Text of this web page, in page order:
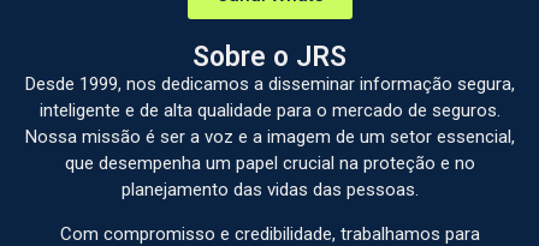
Sobre o JRS
Desde 1999, nos dedicamos a disseminar informação segura,
inteligente e de alta qualidade para o mercado de seguros.
Nossa missão é ser a voz e a imagem de um setor essencial,
que desempenha um papel crucial na proteção e no
planejamento das vidas das pessoas.
Com compromisso e credibilidade, trabalhamos para